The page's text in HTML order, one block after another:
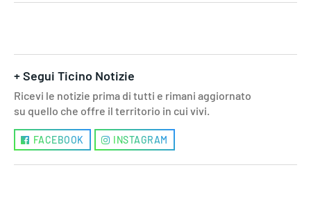
+ Segui Ticino Notizie
Ricevi le notizie prima di tutti e rimani aggiornato
su quello che offre il territorio in cui vivi.
FACEBOOK INSTAGRAM